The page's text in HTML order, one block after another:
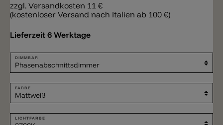
zzgl. Versandkosten 11 €
(kostenloser Versand nach Italien ab 100 €)
Lieferzeit 6 Werktage
DIMMBAR
FARBE
LICHTFARBE